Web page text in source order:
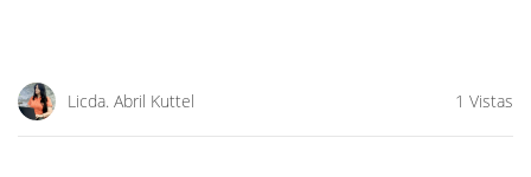
Licda. Abril Kuttel 1 Vistas